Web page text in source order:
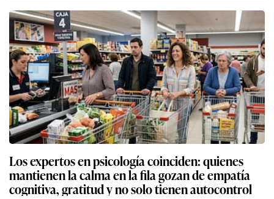
Los expertos en psicología coinciden: quienes
mantienen la calma en la fila gozan de empatía
cognitiva, gratitud y no solo tienen autocontrol